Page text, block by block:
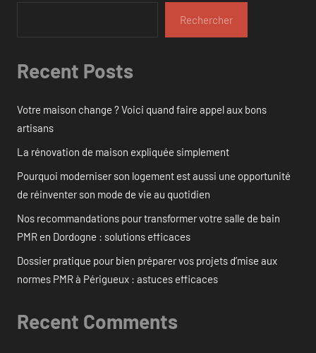
Rechercher
Recent Posts
Votre maison change ? Voici quand faire appel aux bons
artisans
La rénovation de maison expliquée simplement
Pourquoi moderniser son logement est aussi une opportunité
de réinventer son mode de vie au quotidien
Nos recommandations pour transformer votre salle de bain
PMR en Dordogne : solutions efficaces
Dossier pratique pour bien préparer vos projets d’mise aux
normes PMR à Périgueux : astuces efficaces
Recent Comments